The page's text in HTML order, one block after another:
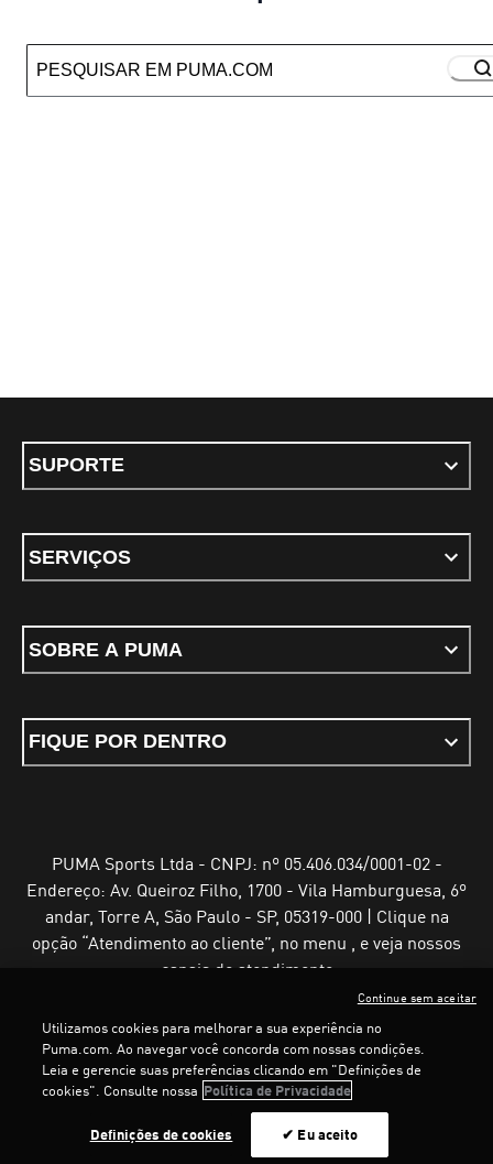
SUPORTE
SERVIÇOS
SOBRE A PUMA
FIQUE POR DENTRO
PUMA Sports Ltda - CNPJ: nº 05.406.034/0001-02 -
Endereço: Av. Queiroz Filho, 1700 - Vila Hamburguesa, 6º
andar, Torre A, São Paulo - SP, 05319-000 | Clique na
opção “Atendimento ao cliente”, no menu , e veja nossos
canais de atendimento
Termos e Condições de UsoPolítica de Privacidade
Configurador de cookies
PUMA, 2025. Todos os direitos reservados
Utilizamos cookies para melhorar a sua experiência no
Puma.com. Ao navegar você concorda com nossas condições.
Leia e gerencie suas preferências clicando em "Definições de
cookies". Consulte nossa Política de Privacidade
Definições de cookies ✔ Eu aceito
Continue sem aceitar